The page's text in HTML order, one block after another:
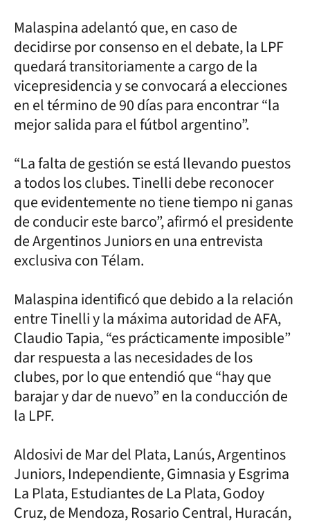
Malaspina adelantó que, en caso de
decidirse por consenso en el debate, la LPF
quedará transitoriamente a cargo de la
vicepresidencia y se convocará a elecciones
en el término de 90 días para encontrar “la
mejor salida para el fútbol argentino”.
“La falta de gestión se está llevando puestos
a todos los clubes. Tinelli debe reconocer
que evidentemente no tiene tiempo ni ganas
de conducir este barco”, afirmó el presidente
de Argentinos Juniors en una entrevista
exclusiva con Télam.
Malaspina identificó que debido a la relación
entre Tinelli y la máxima autoridad de AFA,
Claudio Tapia, “es prácticamente imposible”
dar respuesta a las necesidades de los
clubes, por lo que entendió que “hay que
barajar y dar de nuevo” en la conducción de
la LPF.
Aldosivi de Mar del Plata, Lanús, Argentinos
Juniors, Independiente, Gimnasia y Esgrima
La Plata, Estudiantes de La Plata, Godoy
Cruz, de Mendoza, Rosario Central, Huracán,